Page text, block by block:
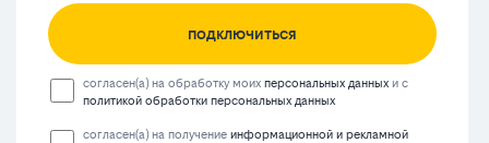
подключиться
согласен(а) на обработку моихперсональных данных и с
политикой обработки персональных данных
согласен(а) на получениеинформационной и рекламной